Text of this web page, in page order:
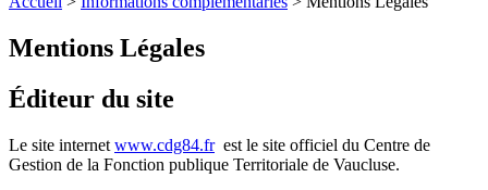
Mentions Légales
Éditeur du site
Le site internet www.cdg84.frest le site officiel du Centre de
Gestion de la Fonction publique Territoriale de Vaucluse.